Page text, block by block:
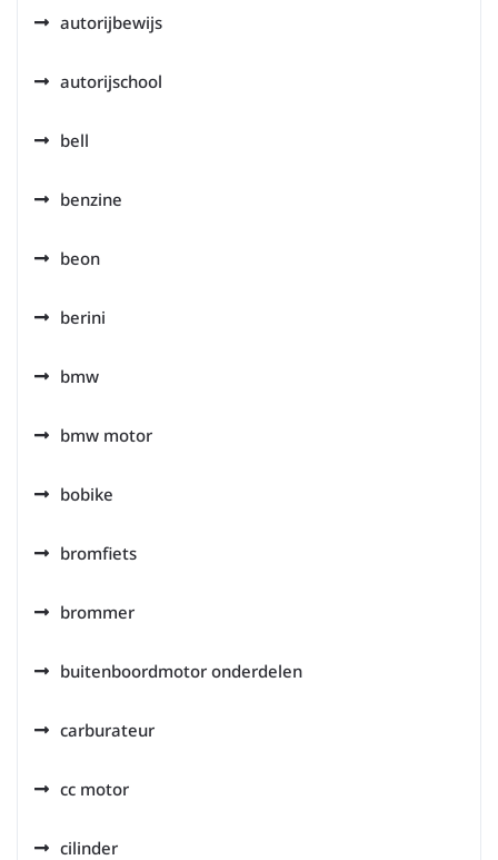
autorijbewijs
autorijschool
bell
benzine
beon
berini
bmw
bmw motor
bobike
bromfiets
brommer
buitenboordmotor onderdelen
carburateur
cc motor
cilinder